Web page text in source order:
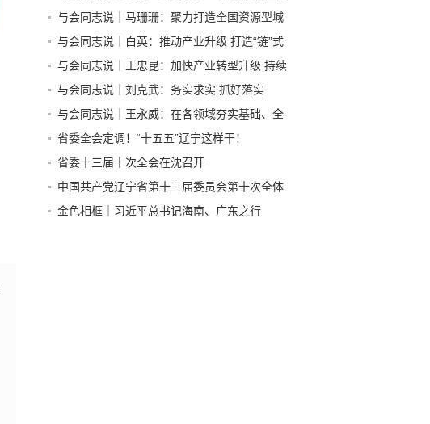
面争做贡献
与会同志说｜马珊珊：聚力打造全国资源型城
市转型试点样板
与会同志说｜白英：推动产业升级 打造“链”式
生态
与会同志说｜王忠昆：加快产业转型升级 持续
优化营商环境
与会同志说｜刘克武：务实求实 抓好落实
与会同志说｜王永威：在各领域夯实基础、全
面发力
省委全会定调！“十五五”辽宁这样干！
省委十三届十次全会在沈召开
中国共产党辽宁省第十三届委员会第十次全体
会议公报
金色相框｜习近平总书记海南、广东之行